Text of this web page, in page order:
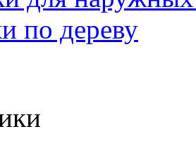
по дереву